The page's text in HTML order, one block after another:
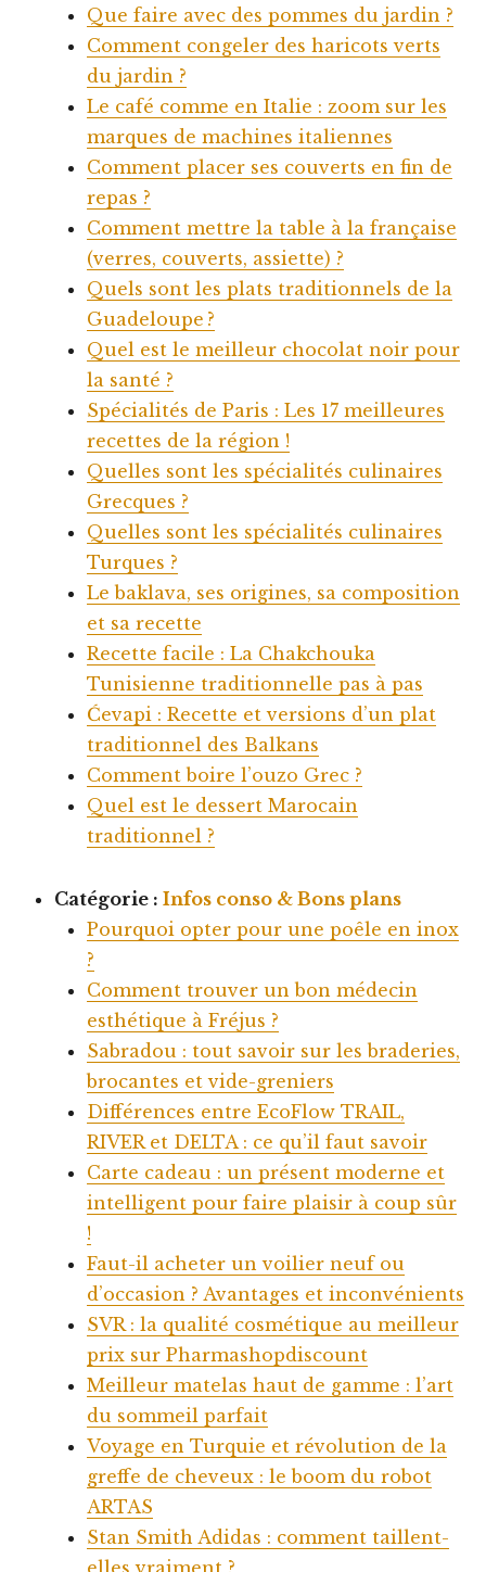
Que faire avec des pommes du jardin ?
Comment congeler des haricots verts
du jardin ?
Le café comme en Italie : zoom sur les
marques de machines italiennes
Comment placer ses couverts en fin de
repas ?
Comment mettre la table à la française
(verres, couverts, assiette) ?
Quels sont les plats traditionnels de la
Guadeloupe ?
Quel est le meilleur chocolat noir pour
la santé ?
Spécialités de Paris : Les 17 meilleures
recettes de la région !
Quelles sont les spécialités culinaires
Grecques ?
Quelles sont les spécialités culinaires
Turques ?
Le baklava, ses origines, sa composition
et sa recette
Recette facile : La Chakchouka
Tunisienne traditionnelle pas à pas
Ćevapi : Recette et versions d’un plat
traditionnel des Balkans
Comment boire l’ouzo Grec ?
Quel est le dessert Marocain
traditionnel ?
Catégorie : Infos conso & Bons plans
Pourquoi opter pour une poêle en inox
?
Comment trouver un bon médecin
esthétique à Fréjus ?
Sabradou : tout savoir sur les braderies,
brocantes et vide-greniers
Différences entre EcoFlow TRAIL,
RIVER et DELTA : ce qu’il faut savoir
Carte cadeau : un présent moderne et
intelligent pour faire plaisir à coup sûr
!
Faut-il acheter un voilier neuf ou
d’occasion ? Avantages et inconvénients
SVR : la qualité cosmétique au meilleur
prix sur Pharmashopdiscount
Meilleur matelas haut de gamme : l’art
du sommeil parfait
Voyage en Turquie et révolution de la
greffe de cheveux : le boom du robot
ARTAS
Stan Smith Adidas : comment taillent-
elles vraiment ?